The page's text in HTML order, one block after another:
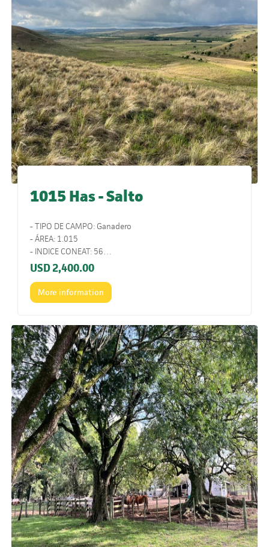
1015 Has - Salto
- TIPO DE CAMPO: Ganadero
- ÁREA: 1.015
- INDICE CONEAT: 56
- UBICACIÓN: 52 Km al sur de Masoller, sobre camino de
balastro. También se puede ingresar por ruta 31.
- COMENTARIOS: Campo ganadero con buen acceso
durante todo el año. Muy bueno para cría y recría.
USD2,400.00
More information